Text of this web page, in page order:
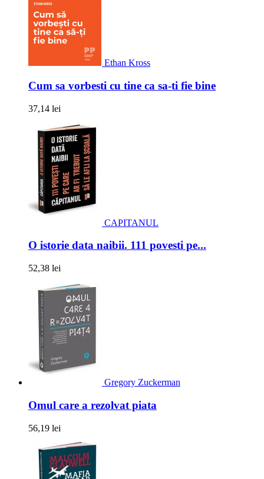
Ethan Kross
Cum sa vorbesti cu tine ca sa-ti fie bine
37,14 lei
CAPITANUL
O istorie data naibii. 111 povesti pe...
52,38 lei
Gregory Zuckerman
Omul care a rezolvat piata
56,19 lei